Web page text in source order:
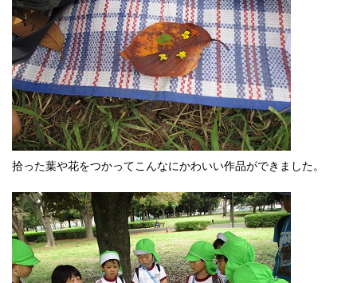
拾った葉や花をつかってこんなにかわいい作品ができました。